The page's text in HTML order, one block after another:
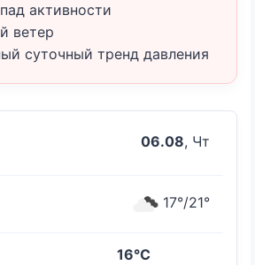
активности
ветер
суточный тренд давления
06.08, Чт
17°/21°
16°C